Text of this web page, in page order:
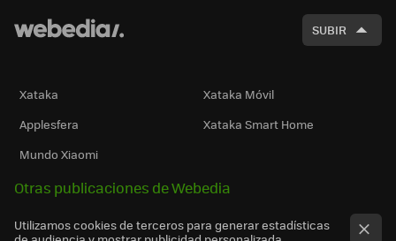
SUBIR
Xataka
Xataka Móvil
Applesfera
Xataka Smart Home
Mundo Xiaomi
Otras publicaciones de Webedia
Utilizamos cookies de terceros para generar estadísticas